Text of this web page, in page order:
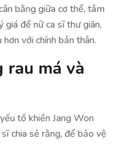
bằng giữa cơ thể, tâm
để nữ ca sĩ thư giãn,
với chính bản thân.
rau má và
tố khiến Jang Won
chia sẻ rằng, để bảo vệ